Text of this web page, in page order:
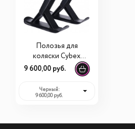
Полозья для
коляски Cybex
Priam (Сайбекс
9 600,00 руб.
Черный:
9 600,00 руб.